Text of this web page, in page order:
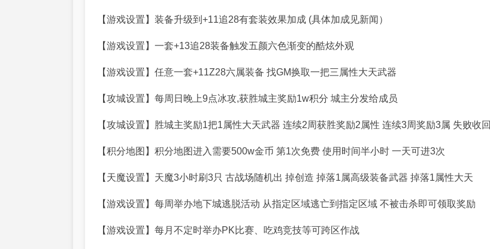
【游戏设置】装备升级到+11追28有套装效果加成 (具体加成见新闻）
【游戏设置】一套+13追28装备触发五颜六色渐变的酷炫外观
【游戏设置】任意一套+11Z28六属装备 找GM换取一把三属性大天武器
【攻城设置】每周日晚上9点冰攻,获胜城主奖励1w积分 城主分发给成员
【攻城设置】胜城主奖励1把1属性大天武器 连续2周获胜奖励2属性 连续3周奖励3属 失败收回
【积分地图】积分地图进入需要500w金币 第1次免费 使用时间半小时 一天可进3次
【天魔设置】天魔3小时刷3只 古战场随机出 掉创造 掉落1属高级装备武器 掉落1属性大天
【游戏设置】每周举办地下城逃脱活动 从指定区域逃亡到指定区域 不被击杀即可领取奖励
【游戏设置】每月不定时举办PK比赛、吃鸡竞技等可跨区作战